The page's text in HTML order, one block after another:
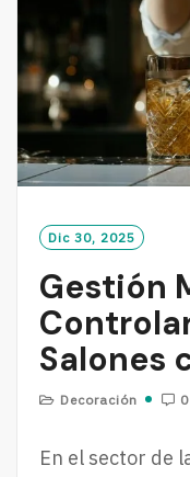
Dic 30, 2025
Gestión
Salones
Decoración 0
En el sector de